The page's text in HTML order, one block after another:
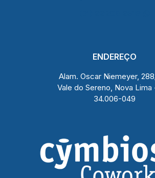
ENDEREÇO
Alam. Oscar Niemeyer,
Vale do Sereno, Nova Lima
34.006-049